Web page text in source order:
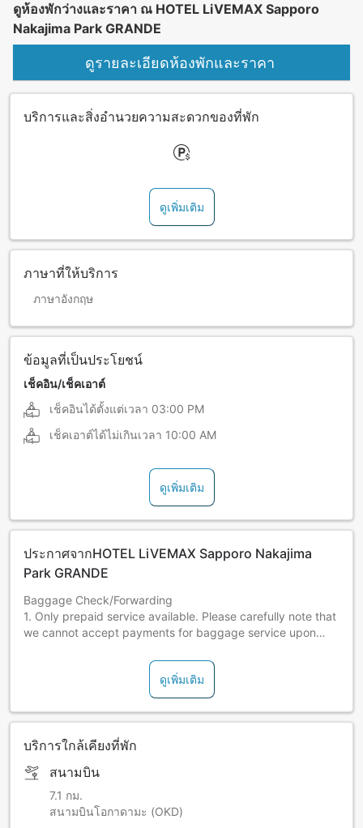
ดูห้องพักว่างและราคา ณ HOTEL LiVEMAX Sapporo
Nakajima Park GRANDE
ดูรายละเอียดห้องพักและราคา
บริการและสิ่งอำนวยความสะดวกของที่พัก
ดูเพิ่มเติม
ภาษาที่ให้บริการ
ภาษาอังกฤษ
ข้อมูลที่เป็นประโยชน์
เช็คอิน/เช็คเอาต์
เช็คอินได้ตั้งแต่เวลา 03:00 PM
เช็คเอาต์ได้ไม่เกินเวลา 10:00 AM
ดูเพิ่มเติม
ประกาศจากHOTEL LiVEMAX Sapporo Nakajima
Park GRANDE
Baggage Check/Forwarding
1. Only prepaid service available. Please carefully note that
we cannot accept payments for baggage service upon
2. Please be sure to contact the hotel when forwarding
3. In accordance with our safety policy, we may not be
able to accept luggage forwarded to the hotel without prior
accept luggage forwarded with cash on delivery.
those with valuable items, raw items, or live animals.
ดูเพิ่มเติม
บริการใกล้เคียงที่พัก
สนามบิน
7.1 กม.
สนามบินโอกาดามะ (OKD)